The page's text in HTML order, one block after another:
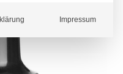
Impressum